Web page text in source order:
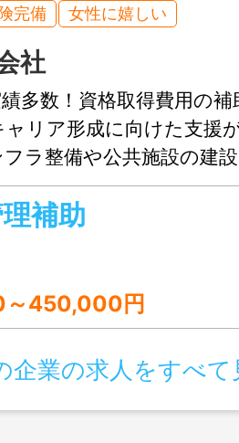
完備 女性に嬉しい
社
多数！資格取得費用の
リア形成に向けた支援
ラ整備や公共施設の建
会社です。
補助
450,000円
企業の求人をすべて